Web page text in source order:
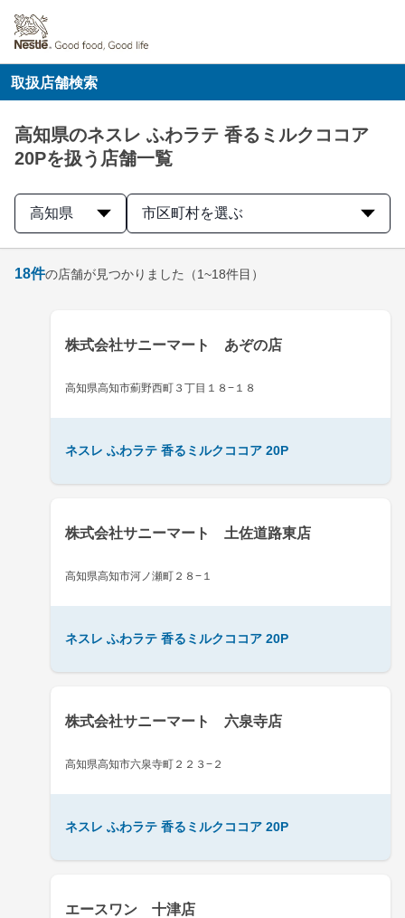
取扱店舗検索
高知県のネスレ ふわラテ 香るミルクココア
20Pを扱う店舗一覧
高知県 市区町村を選ぶ
18件の店舗が見つかりました （1~18件目）
株式会社サニーマート あぞの店
高知県高知市薊野西町３丁目１８−１８
ネスレ ふわラテ 香るミルクココア 20P
株式会社サニーマート 土佐道路東店
高知県高知市河ノ瀬町２８−１
ネスレ ふわラテ 香るミルクココア 20P
株式会社サニーマート 六泉寺店
高知県高知市六泉寺町２２３−２
ネスレ ふわラテ 香るミルクココア 20P
エースワン 十津店